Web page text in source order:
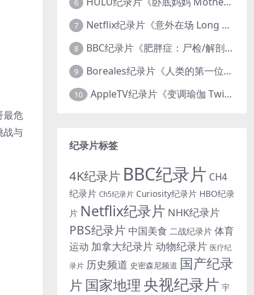
最危
战与
6
7 Netflix纪录片《意外在场 Long Shot 2017》英语中字 720P/NKV/1.06GB 美国谋杀误判案件
8 BBC纪录片《肥胖症：尸检/解剖肥胖 Obesity: The Post Mortem 2016》英语中英双字 无水印纯净版 1080P/MKV/1.03G
9 Boreales纪录片《人类的第一位动物朋友：人类和狗的神奇故事 Man’s First Friend 2018》英语中英双字 1080P/MP4/1.8G 狗的神奇故事
10 AppleTV纪录片《变调瑜伽 Twisted Yoga 2026》全3集 英语中英双字 无水印纯净版 1080P/MKV/10G 瑜伽大师背后的真相
纪录片标签
4K纪录片 BBC纪录片 CH4
纪录片 Ch5纪录片 Curiosity纪录片 HBO纪录
片 Netflix纪录片 NHK纪录片
PBS纪录片 中国美食 二战纪录片 体育
运动 加拿大纪录片动物纪录片 医疗纪
录片 历史频道 史密森尼频道 国产纪录
片 国家地理 央视纪录片 宇